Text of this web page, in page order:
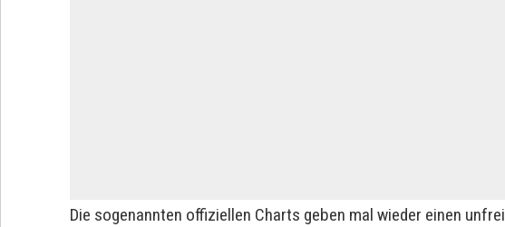
Die sogenannten offiziellen Charts geben mal wieder einen